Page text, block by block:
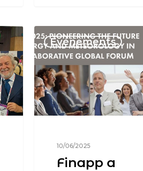
Événements
10/06/2025
Finapp a